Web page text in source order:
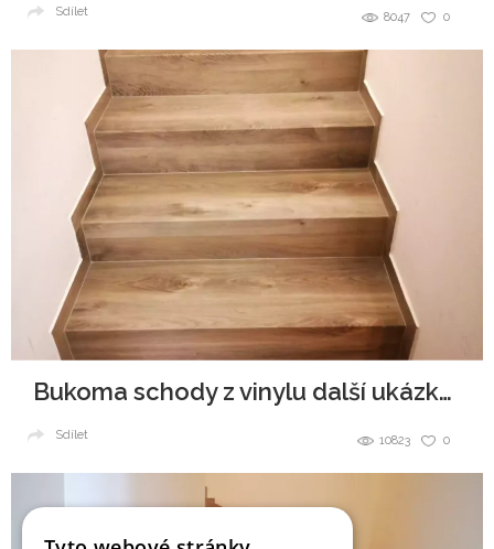
0
8047
Sdílet
Bukoma schody z vinylu další ukázka realizace
0
10823
Sdílet